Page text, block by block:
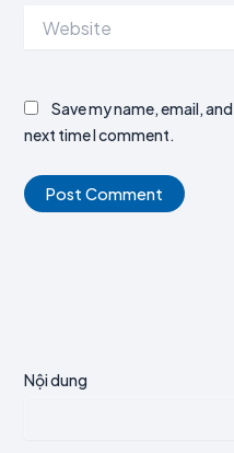
Save my name, email,
next time I comment.
Nội dung